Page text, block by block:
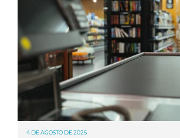
4 DE AGOSTO DE 2026